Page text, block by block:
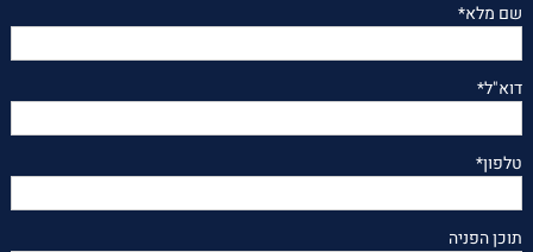
שם מלא*
דוא"ל*
טלפון*
תוכן הפניה